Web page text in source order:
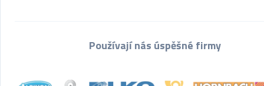
Používají nás úspěšné firmy